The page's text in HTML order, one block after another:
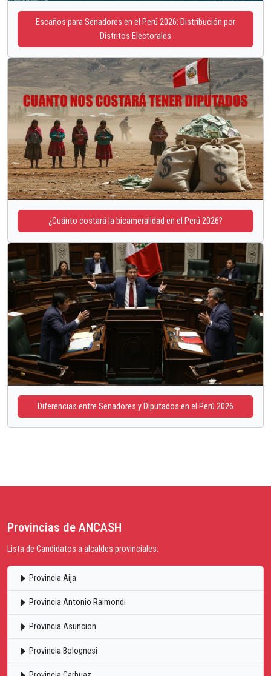
Escaños para Senadores en el Perú 2026: Distribución por
Distritos Electorales
¿Cuánto costará la bicameralidad en el Perú 2026?
Diferencias entre Senadores y Diputados en el Perú 2026
Provincias de ANCASH
Lista de Candidatos a alcaldes provinciales.
Provincia Aija
Provincia Antonio Raimondi
Provincia Asuncion
Provincia Bolognesi